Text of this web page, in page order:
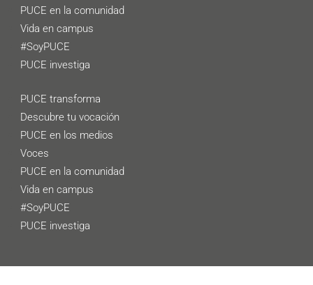
PUCE en la comunidad
Vida en campus
#SoyPUCE
PUCE investiga
PUCE transforma
Descubre tu vocación
PUCE en los medios
Voces
PUCE en la comunidad
Vida en campus
#SoyPUCE
PUCE investiga